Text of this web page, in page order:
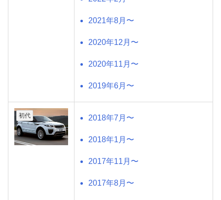
2021年8月〜
2020年12月〜
2020年11月〜
2019年6月〜
初代 2018年7月〜
2018年1月〜
2017年11月〜
2017年8月〜